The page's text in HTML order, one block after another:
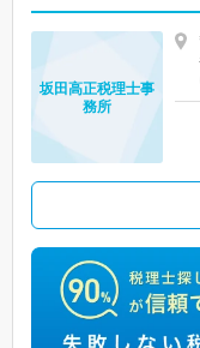
坂田高正税理士事
務所